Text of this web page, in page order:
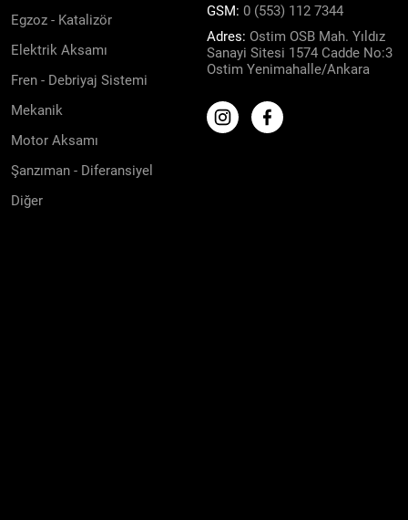
Egzoz - Katalizör
Elektrik Aksamı
Fren - Debriyaj Sistemi
Mekanik
Motor Aksamı
Şanzıman - Diferansiyel
Diğer
GSM: 0 (553) 112 7344
Adres: Ostim OSB Mah. Yıldız
Sanayi Sitesi 1574 Cadde No:3
Ostim Yenimahalle/Ankara